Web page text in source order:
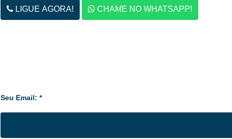
LIGUE AGORA! CHAME NO WHATSAPP!
Seu Email: *